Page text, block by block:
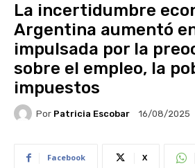
La incertidumbre
Argentina aumentó
impulsada por la
sobre el empleo, la
impuestos
Por Patricia Escobar 16/08/2025
Facebook X